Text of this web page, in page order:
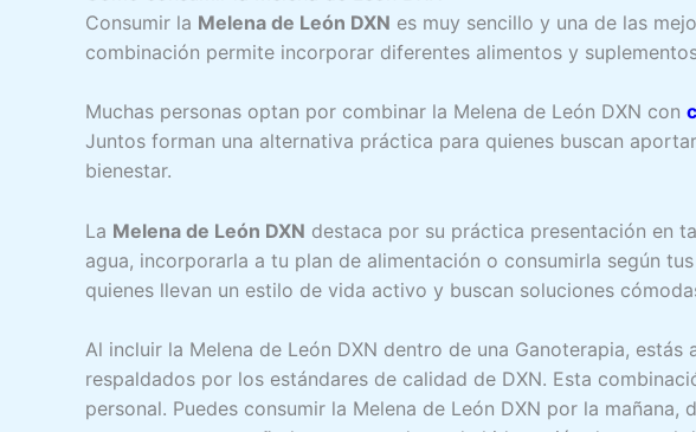
Consumir la Melena de León DXN es muy sencillo y una de las
combinación permite incorporar diferentes alimentos y
Muchas personas optan por combinar la Melena de León DXN con
Juntos forman una alternativa práctica para quienes buscan
bienestar.
La Melena de León DXN destaca por su práctica presentación en
agua, incorporarla a tu plan de alimentación o consumirla según
quienes llevan un estilo de vida activo y buscan soluciones
Al incluir la Melena de León DXN dentro de una Ganoterapia,
respaldados por los estándares de calidad de DXN. Esta
personal. Puedes consumir la Melena de León DXN por la